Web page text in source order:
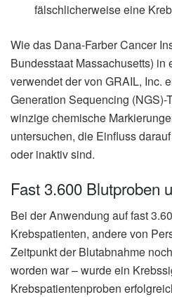
fälschlicherweise eine
Wie das Dana-Farber Cancer
Bundesstaat Massachusetts) in
verwendet der von GRAIL, Inc.
Generation Sequencing
winzige chemische
untersuchen, die Einfluss
oder inaktiv sind.
Fast 3.600 Blutproben
Bei der Anwendung auf fast
Krebspatienten, andere von
Zeitpunkt der Blutabnahme
worden war – wurde ein
Krebspatientenproben